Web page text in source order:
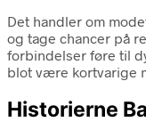
Det handler om
og tage chancer på
forbindelser føre til
blot være kortvarige
Historierne